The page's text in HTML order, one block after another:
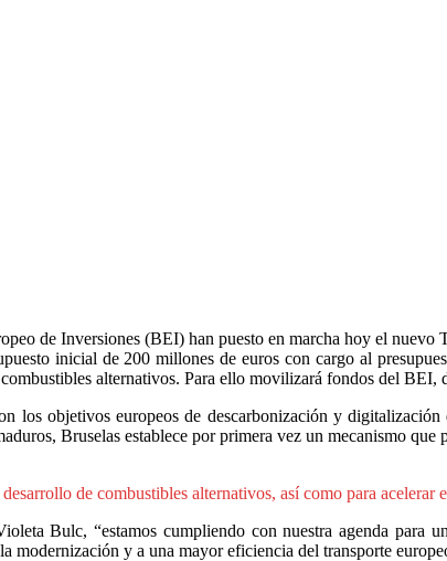
de Inversiones (BEI) han puesto en marcha hoy el
inicial de 200 millones de euros con cargo al
alternativos. Para ello movilizará fondos del BEI,
los objetivos europeos de descarbonización y
Bruselas establece por primera vez un mecanismo
de combustibles alternativos, así como para
Bulc, “estamos cumpliendo con nuestra agenda
modernización y a una mayor eficiencia del transporte